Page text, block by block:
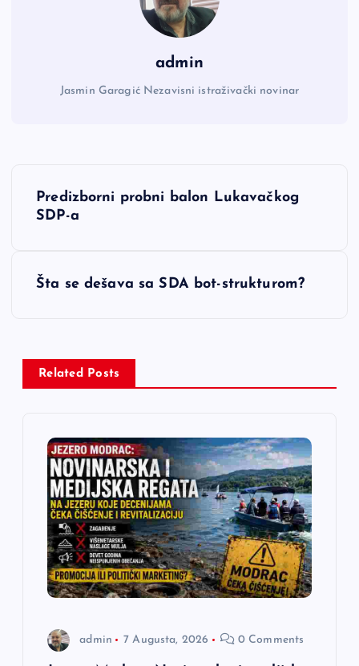
admin
Jasmin Garagić Nezavisni istraživački novinar
NPredizborni probni balon Lukavačkog
SDP-a
Šta se dešava sa SDA bot-strukturom?
Related Posts
admin 7 Augusta, 2026 0 Comments